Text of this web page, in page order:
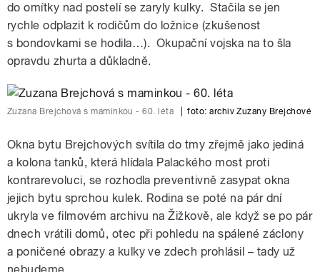
do omítky nad postelí se zaryly kulky. Stačila se jen
rychle odplazit k rodičům do ložnice (zkušenost
s bondovkami se hodila…). Okupační vojska na to šla
opravdu zhurta a důkladně.
Zuzana Brejchová s maminkou - 60. léta foto:archiv Zuzany Brejchové
Okna bytu Brejchových svítila do tmy zřejmě jako jediná
a kolona tanků, která hlídala Palackého most proti
kontrarevoluci, se rozhodla preventivně zasypat okna
jejich bytu sprchou kulek. Rodina se poté na pár dní
ukryla ve filmovém archivu na Žižkově, ale když se po pár
dnech vrátili domů, otec při pohledu na spálené záclony
a poničené obrazy a kulky ve zdech prohlásil – tady už